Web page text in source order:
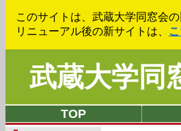
このサイトは、武蔵大学同窓会の
リニューアル後の新サイトは、
武蔵大学同
TOP